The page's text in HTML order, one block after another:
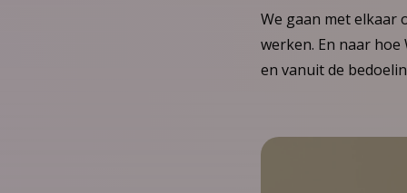
We gaan met elkaar
werken. En naar
en vanuit de